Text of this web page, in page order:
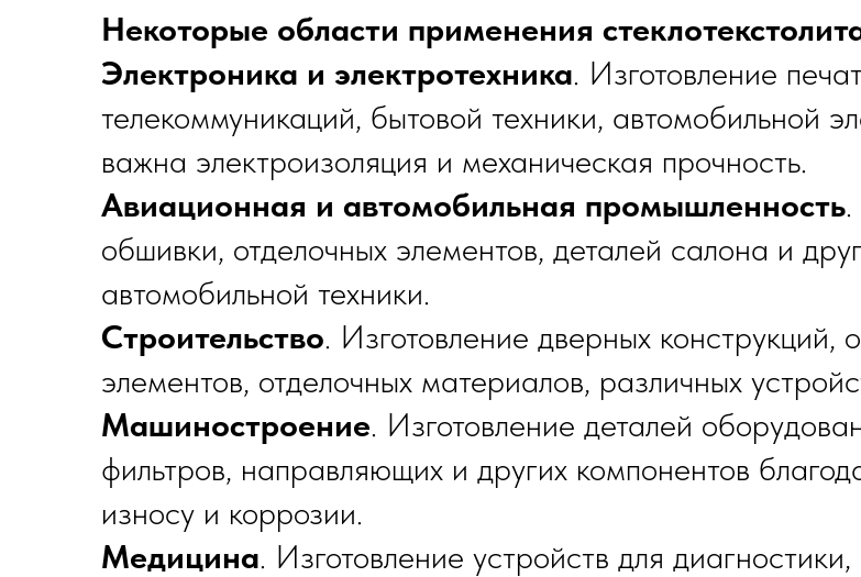
Некоторые области применения
Электроника и электротехника. Изготовление
телекоммуникаций, бытовой техники, автомобильной
важна электроизоляция и механическая прочность.
Авиационная и автомобильная промышленность
обшивки, отделочных элементов, деталей салона и
автомобильной техники.
Строительство. Изготовление дверных
элементов, отделочных материалов, различных
Машиностроение. Изготовление деталей
фильтров, направляющих и других компонентов
износу и коррозии.
Медицина. Изготовление устройств для